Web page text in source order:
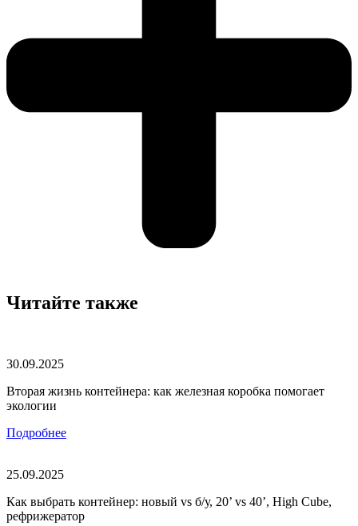
Читайте также
30.09.2025
Вторая жизнь контейнера: как железная коробка помогает
экологии
Подробнее
25.09.2025
Как выбрать контейнер: новый vs б/у, 20’ vs 40’, High Cube,
рефрижератор